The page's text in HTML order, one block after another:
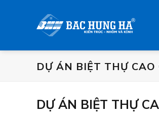
DỰ ÁN BIỆT THỰ
DỰ ÁN BIỆT THỰ